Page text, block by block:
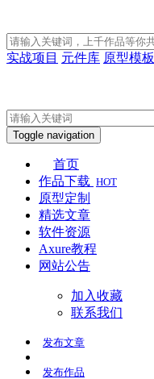
实战项目 元件库 原型模板
Toggle navigation
首页
作品下载 HOT
原型定制
精选文章
软件资源
Axure教程
网站公告
加入收藏
联系我们
发布文章
发布作品